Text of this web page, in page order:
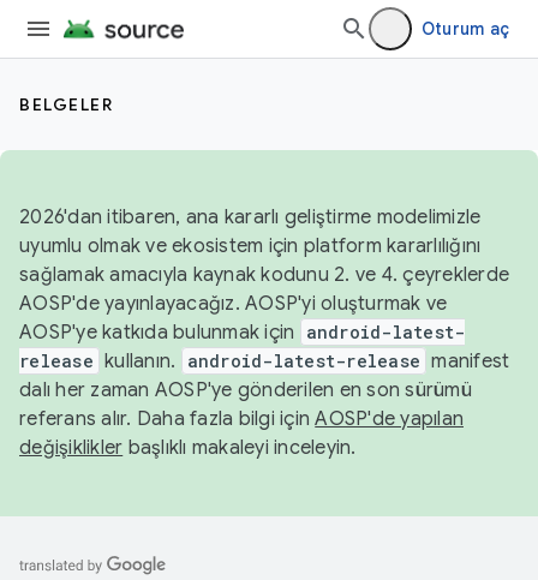
Oturum aç
BELGELER
2026'dan itibaren, ana kararlı geliştirme modelimizle
uyumlu olmak ve ekosistem için platform kararlılığını
sağlamak amacıyla kaynak kodunu 2. ve 4. çeyreklerde
AOSP'de yayınlayacağız. AOSP'yi oluşturmak ve
AOSP'ye katkıda bulunmak için
android-latest-
release kullanın. android-latest-release manifest
dalı her zaman AOSP'ye gönderilen en son sürümü
referans alır. Daha fazla bilgi içinAOSP'de yapılan
değişiklikler başlıklı makaleyi inceleyin.